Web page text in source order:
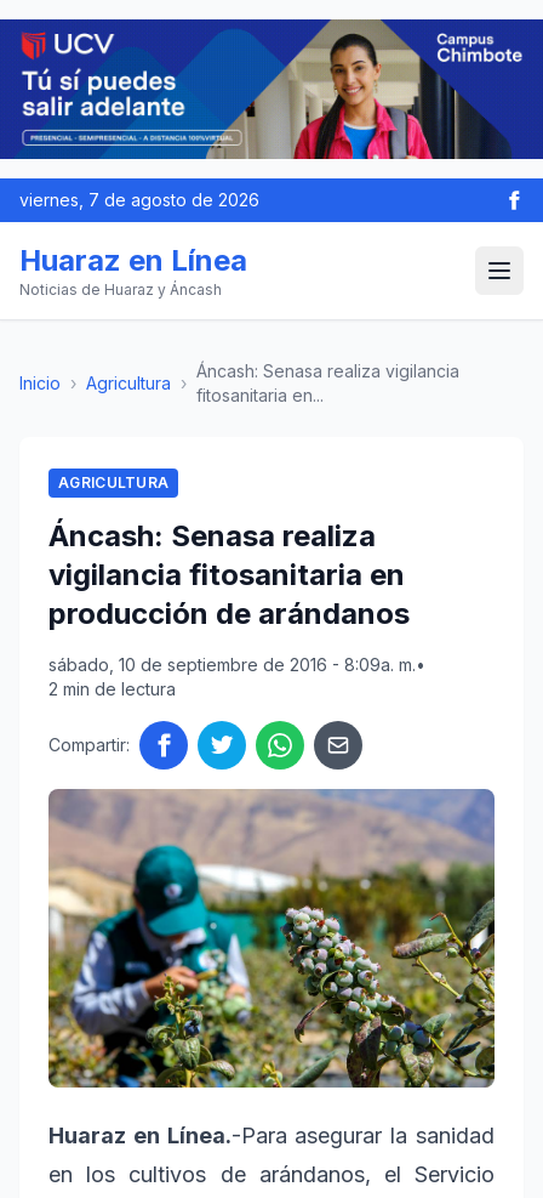
viernes, 7 de agosto de 2026
Huaraz en Línea
Noticias de Huaraz y Áncash
Inicio › Agricultura ›
Áncash: Senasa realiza vigilancia
fitosanitaria en...
AGRICULTURA
Áncash: Senasa realiza
vigilancia fitosanitaria en
producción de arándanos
sábado, 10 de septiembre de 2016 - 8:09a. m.•
2 min de lectura
Compartir:
Huaraz en Línea.-Para asegurar la sanidad
en los cultivos de arándanos, el Servicio